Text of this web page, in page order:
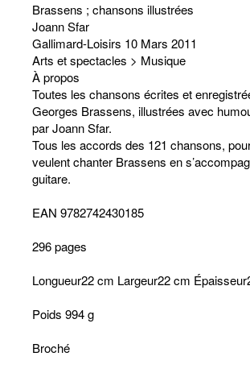
Brassens ; chansons illustrées
Joann Sfar
Gallimard-Loisirs 10 Mars 2011
Arts et spectacles > Musique
À propos
Toutes les chansons écrites et
Georges Brassens, illustrées avec
par Joann Sfar.
Tous les accords des 121 chansons,
veulent chanter Brassens en
guitare.
EAN 9782742430185
296 pages
Longueur22 cm Largeur22 cm
Poids 994 g
Broché